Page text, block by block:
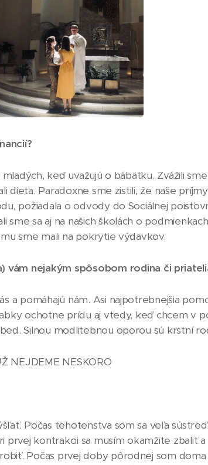
keď uvažujú o bábätku. Zvážili
dieťa. Paradoxne sme zistili, že naše
požiadala o odvody do Sociálnej
sa aj na našich školách o
sme mali na pokrytie výdavkov.
vám nejakým spôsobom rodina či
a pomáhajú nám. Asi najpotrebnejšia
ochotne prídu aj vtedy, keď chcem v
Silnou modlitebnou oporou sú krstní
NEJDEME NESKORO
Počas tehotenstva som sa veľa
prvej kontrakcii sa musím okamžite zbaliť
Počas prvej doby pôrodnej som doma